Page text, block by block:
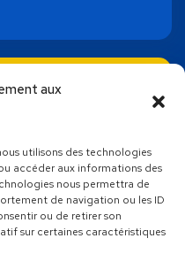
aux
utilisons des technologies
accéder aux informations des
nous permettra de
de navigation ou les ID
ou de retirer son
sur certaines caractéristiques
proposées par Atlantic